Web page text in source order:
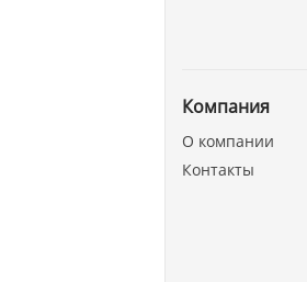
Компания
О компании
Контакты